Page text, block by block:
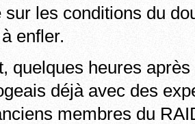
sur les conditions du
enfler.
quelques heures
déjà avec des
membres du